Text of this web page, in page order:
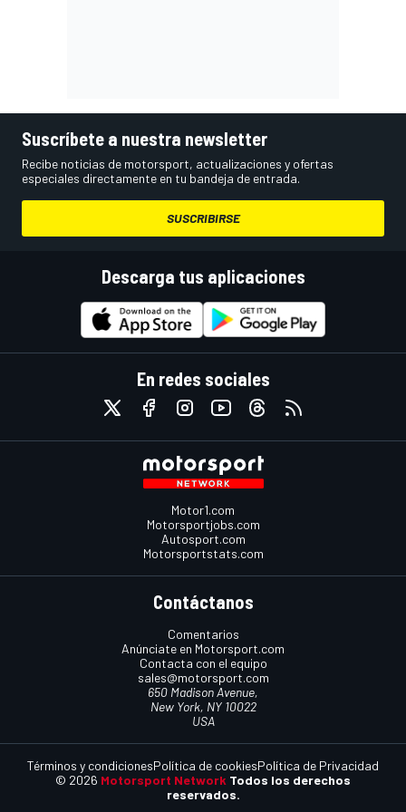
Suscríbete a nuestra newsletter
Recibe noticias de motorsport, actualizaciones y ofertas
especiales directamente en tu bandeja de entrada.
SUSCRIBIRSE
Descarga tus aplicaciones
En redes sociales
Motor1.com
Motorsportjobs.com
Autosport.com
Motorsportstats.com
Contáctanos
Comentarios
Anúnciate en Motorsport.com
Contacta con el equipo
sales@motorsport.com
650 Madison Avenue,
New York, NY 10022
USA
© 2026 Motorsport Network Todos los derechos
reservados.
Términos y condicionesPolítica de cookiesPolítica de Privacidad